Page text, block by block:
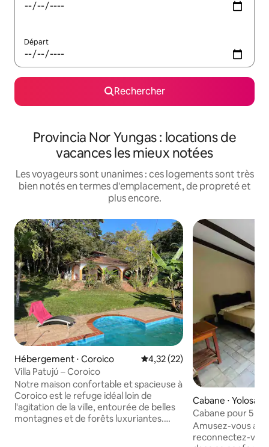
Départ
Rechercher
Provincia Nor Yungas : locations de
vacances les mieux notées
Les voyageurs sont unanimes : ces logements sont très
bien notés en termes d'emplacement, de propreté et
plus encore.
Hébergement ⋅ Coroico Évaluation moyenne sur la
4,32 (22)
Villa Patujú – Coroico
Notre maison confortable et spacieuse à
Coroico est le refuge idéal loin de
l'agitation de la ville, entourée de belles
montagnes et de forêts luxuriantes.
Cabane ⋅ Yolosa
Cabane pour 5
Amusez-vous
reconnectez-